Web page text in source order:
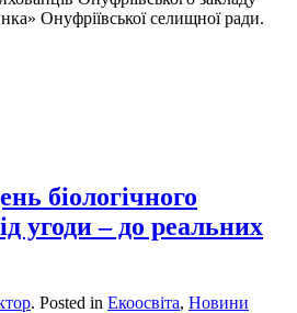
Онуфріївської селищної ради.
біологічного
угоди – до реальних
. Posted in Екоосвіта, Новини